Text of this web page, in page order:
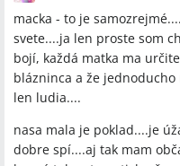
macka - to je
svete....ja len proste som
bojí, každá matka ma
blázninca a že
len ludia....
nasa mala je poklad....je
dobre spí....aj tak mam